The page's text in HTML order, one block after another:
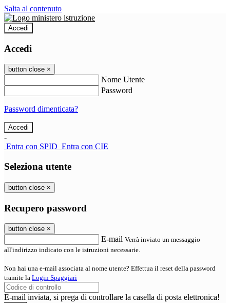
Salta al contenuto
Accedi
Accedi
button close ×
Nome Utente
Password
Password dimenticata?
-
Entra con SPID Entra con CIE
Seleziona utente
button close ×
Recupero password
button close ×
E-mail Verrà inviato un messaggio
all'indirizzo indicato con le istruzioni necessarie.
Non hai una e-mail associata al nome utente? Effettua il reset della password
tramite la Login Spaggiari
E-mail inviata, si prega di controllare la casella di posta elettronica!